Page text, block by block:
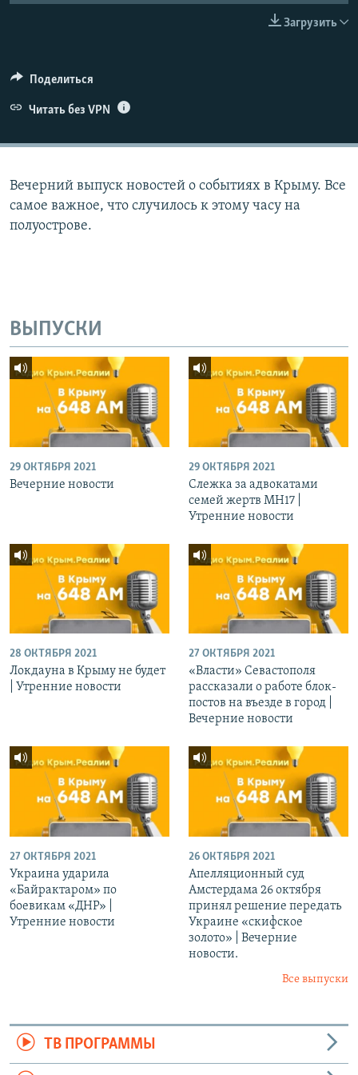
ELIFBE
УКРАИНСКАЯ ПРОБЛЕМА КРЫМА
Загрузить
Поделиться
Читать без VPN
Вечерний выпуск новостей о событиях в Крыму. Все
самое важное, что случилось к этому часу на
полуострове.
ВЫПУСКИ
29 ОКТЯБРЯ 2021
Вечерние новости
29 ОКТЯБРЯ 2021
Слежка за адвокатами
семей жертв МН17 |
Утренние новости
28 ОКТЯБРЯ 2021
Локдауна в Крыму не будет
| Утренние новости
27 ОКТЯБРЯ 2021
«Власти» Севастополя
рассказали о работе блок-
постов на въезде в город |
Вечерние новости
27 ОКТЯБРЯ 2021
Украина ударила
«Байрактаром» по
боевикам «ДНР» |
Утренние новости
26 ОКТЯБРЯ 2021
Апелляционный суд
Амстердама 26 октября
принял решение передать
Украине «скифское
золото» | Вечерние
новости.
Все выпуски
ТВ ПРОГРАММЫ